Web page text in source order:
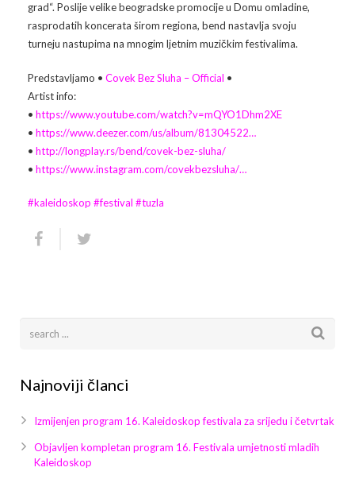
Video 2010.
Video 2011
Video 2012
Video 2013
Video 2014
Video 2016
Galerija 2009
Galerija 2010
Galerija 2011
Galerija 2012
Galerija 2013
Galerija 2015
Galerija 2018
Galerija 2019
Galerija 2022
Galerija 2023
Facebook
Arhiva
Kontakt
grad“. Poslije velike beogradske promocije u Domu omladine,
rasprodatih koncerata širom regiona, bend nastavlja svoju
turneju nastupima na mnogim ljetnim muzičkim festivalima.
Predstavljamo • Covek Bez Sluha – Official •
Artist info:
• https://www.youtube.com/watch?v=mQYO1Dhm2XE
• https://www.deezer.com/us/album/81304522…
• http://longplay.rs/bend/covek-bez-sluha/
• https://www.instagram.com/covekbezsluha/…
#kaleidoskop #festival #tuzla
Najnoviji članci
Izmijenjen program 16. Kaleidoskop festivala za srijedu i četvrtak
Objavljen kompletan program 16. Festivala umjetnosti mladih
Kaleidoskop